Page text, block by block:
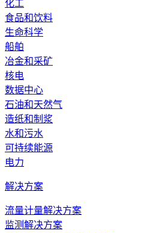
化工
食品和饮料
生命科学
船舶
冶金和采矿
核电
数据中心
石油和天然气
造纸和制浆
水和污水
可持续能源
电力
解决方案
流量计量解决方案
监测解决方案